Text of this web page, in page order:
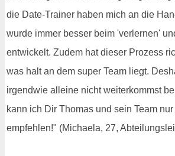
die Date-Trainer haben mich an die
wurde immer besser beim 'verlernen'
entwickelt. Zudem hat dieser Prozess
was halt an dem super Team liegt.
irgendwie alleine nicht weiterkommst
kann ich Dir Thomas und sein Team
empfehlen!" (Michaela, 27,